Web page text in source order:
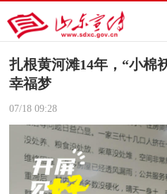
扎根黄河滩14年，“小棉
幸福梦
07/18 09:28